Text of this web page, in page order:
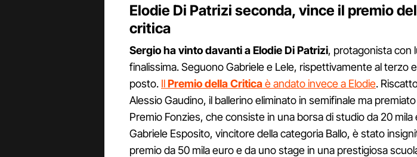
Elodie Di Patrizi seconda, vince il premio
critica
Sergio ha vinto davanti a Elodie Di Patrizi, protagonista con
finalissima. Seguono Gabriele e Lele, rispettivamente al terzo
posto. IlPremio della Criticaè andato invece a Elodie.
Alessio Gaudino, il ballerino eliminato in semifinale ma
Premio Fonzies, che consiste in una borsa di studio da 20 mila
Gabriele Esposito, vincitore della categoria Ballo, è stato
premio da 50 mila euro e da uno stage in una prestigiosa